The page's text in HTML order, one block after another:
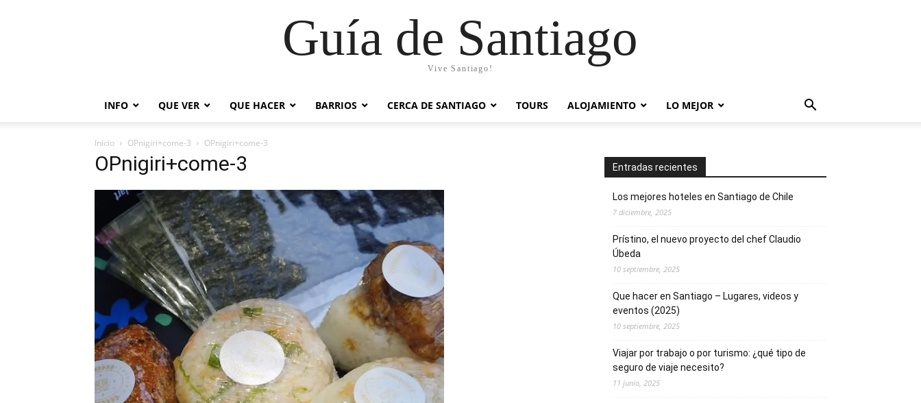
Guía de Santiago
Vive Santiago!
INFO QUE VER QUE HACER BARRIOS CERCA DE SANTIAGO TOURS ALOJAMIENTO LO MEJOR
Inicio OPnigiri+come-3 OPnigiri+come-3
OPnigiri+come-3 Entradas recientes
Los mejores hoteles en Santiago de Chile
7 diciembre, 2025
Prístino, el nuevo proyecto del chef Claudio
Úbeda
10 septiembre, 2025
Que hacer en Santiago – Lugares, videos y
eventos (2025)
10 septiembre, 2025
Viajar por trabajo o por turismo: ¿qué tipo de
seguro de viaje necesito?
11 junio, 2025